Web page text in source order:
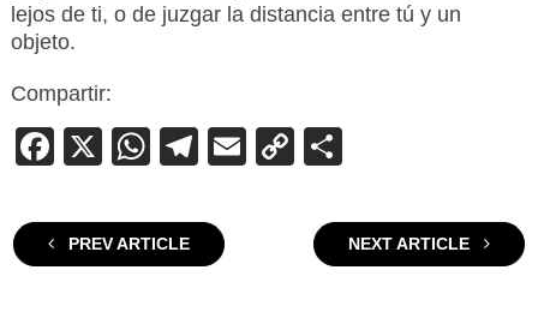
lejos de ti, o de juzgar la distancia entre tú y un
objeto.
Compartir:
Facebook
X WhatsApp
Telegram
EmailCopy
PREV ARTICLE NEXT ARTICLE